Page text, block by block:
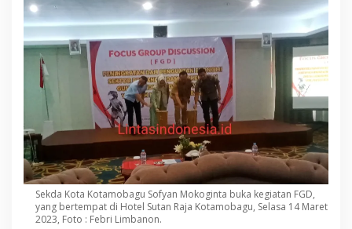
a
n
a
n
d
a
n
P
e
r
k
e
Sekda Kota Kotamobagu Sofyan Mokoginta buka kegiatan FGD,
yang bertempat di Hotel Sutan Raja Kotamobagu, Selasa 14 Maret
2023, Foto : Febri Limbanon.